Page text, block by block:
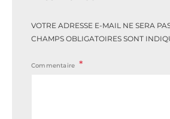
VOTRE ADRESSE E-MAIL NE SERA
CHAMPS OBLIGATOIRES SONT
Commentaire